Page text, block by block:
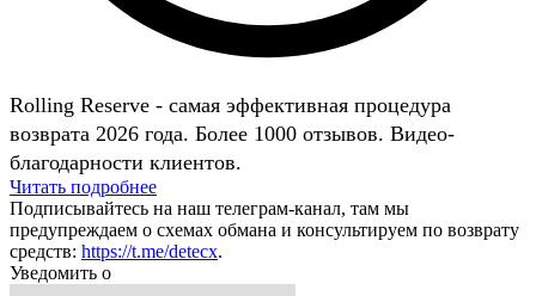
Rolling Reserve - самая эффективная процедура
возврата 2026 года. Более 1000 отзывов. Видео-
благодарности клиентов.
Читать подробнее
Подписывайтесь на наш телеграм-канал, там мы
предупреждаем о схемах обмана и консультируем по возврату
средств: https://t.me/detecx.
Уведомить о